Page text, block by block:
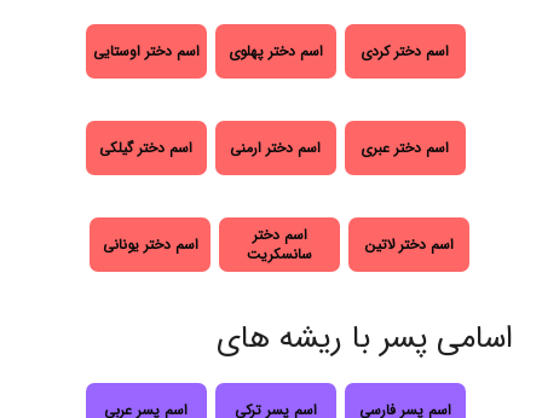
اسم دختر کردی اسم دختر پهلوی اسم دختر اوستایی
اسم دختر عبری اسم دختر ارمنی اسم دختر گیلکی
اسم دختر لاتین
اسم دختر
سانسکریت
اسم دختر یونانی
اسامی پسر با ریشه های
اسم پسر فارسی اسم پسر ترکی اسم پسر عربی